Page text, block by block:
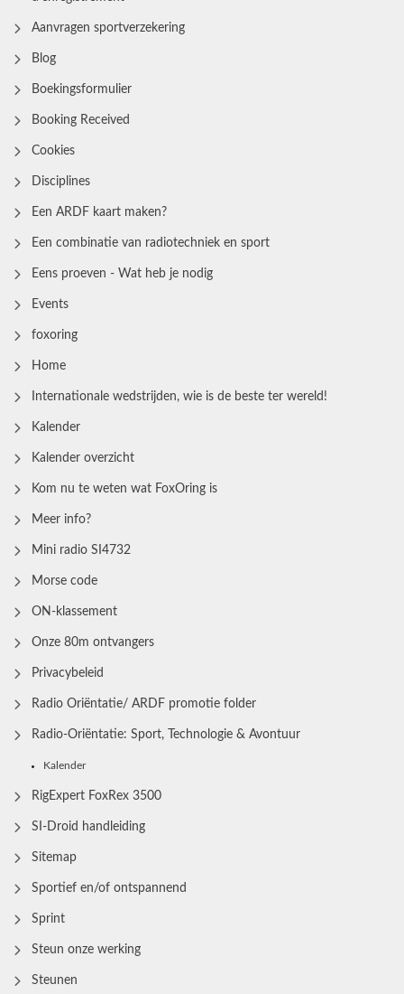
Aanvragen sportverzekering
Blog
Boekingsformulier
Booking Received
Cookies
Disciplines
Een ARDF kaart maken?
Een combinatie van radiotechniek en sport
Eens proeven - Wat heb je nodig
Events
foxoring
Home
Internationale wedstrijden, wie is de beste ter wereld!
Kalender
Kalender overzicht
Kom nu te weten wat FoxOring is
Meer info?
Mini radio SI4732
Morse code
ON-klassement
Onze 80m ontvangers
Privacybeleid
Radio Oriëntatie/ ARDF promotie folder
Radio‑Oriëntatie: Sport, Technologie & Avontuur
Kalender
RigExpert FoxRex 3500
SI-Droid handleiding
Sitemap
Sportief en/of ontspannend
Sprint
Steun onze werking
Steunen